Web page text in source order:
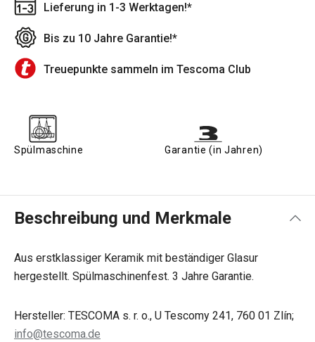
Lieferung in 1-3 Werktagen!*
Bis zu 10 Jahre Garantie!*
Treuepunkte sammeln im Tescoma Club
Spülmaschine Garantie (in Jahren)
Beschreibung und Merkmale
Aus erstklassiger Keramik mit beständiger Glasur
hergestellt. Spülmaschinenfest. 3 Jahre Garantie.
Hersteller: TESCOMA s. r. o., U Tescomy 241, 760 01 Zlín;
info@tescoma.de